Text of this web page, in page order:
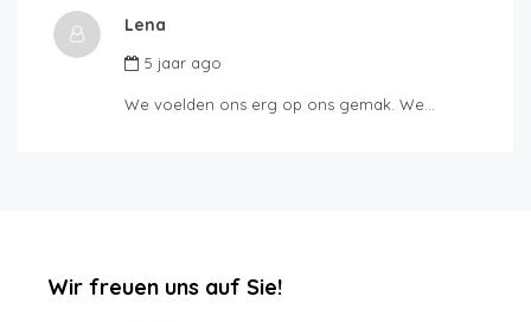
Lena
5 jaar ago
We voelden ons erg op ons gemak. We…
‏‏‎ ‎‏‏‎ ‎‏‏‎ ‎‏‏‎ ‎‏‏‎ ‎‏‏‎Wir freuen uns auf Sie!